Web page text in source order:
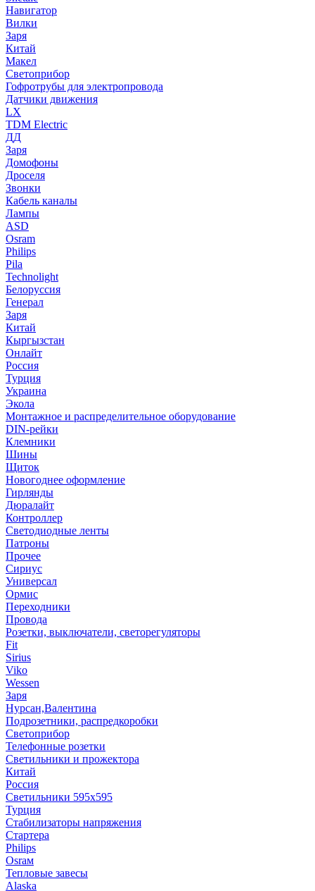
Навигатор
Вилки
Заря
Китай
Макел
Светоприбор
Гофротрубы для электропровода
Датчики движения
LX
TDM Electric
ДД
Заря
Домофоны
Дроселя
Звонки
Кабель каналы
Лампы
ASD
Osram
Philips
Pila
Technolight
Белоруссия
Генерал
Заря
Китай
Кыргызстан
Онлайт
Россия
Турция
Украина
Экола
Монтажное и распределительное оборудование
DIN-рейки
Клемники
Шины
Щиток
Новогоднее оформление
Гирлянды
Дюралайт
Контроллер
Светодиодные ленты
Патроны
Прочее
Сириус
Универсал
Ормис
Переходники
Провода
Розетки, выключатели, светорегуляторы
Fit
Sirius
Viko
Wessen
Заря
Нурсан,Валентина
Подрозетники, распредкоробки
Светоприбор
Телефонные розетки
Светильники и прожектора
Китай
Россия
Светильники 595х595
Турция
Стабилизаторы напряжения
Стартера
Philips
Оsrам
Тепловые завесы
Alaska